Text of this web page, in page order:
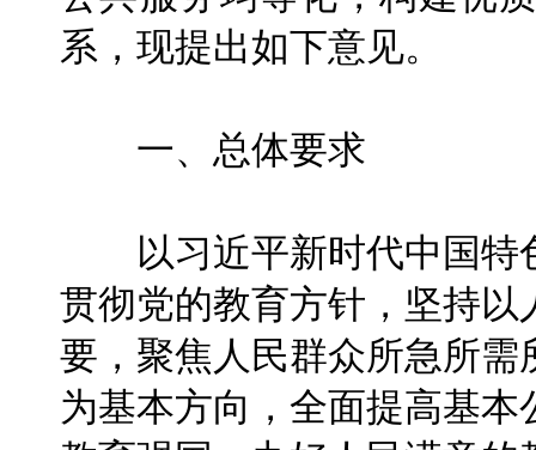
系，现提出如下意见。
一、总体要求
以习近平新时代中国特
贯彻党的教育方针，坚持
要，聚焦人民群众所急所
为基本方向，全面提高基